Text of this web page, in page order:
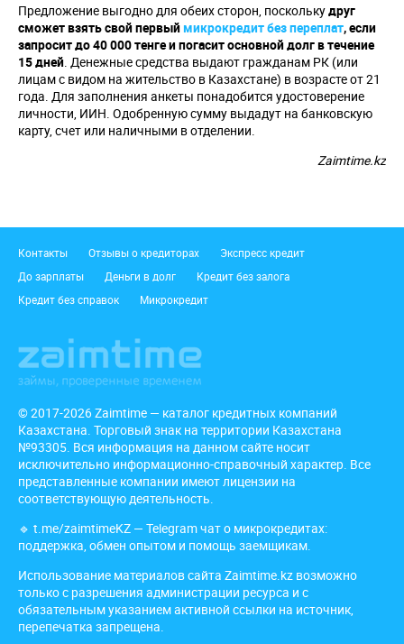
Предложение выгодно для обеих сторон, посколькудруг
сможет взять свой первыймикрокредит без переплат, если
запросит до 40 000 тенге и погасит основной долг в течение
15 дней . Денежные средства выдают гражданам РК (или
лицам с видом на жительство в Казахстане) в возрасте от 21
года. Для заполнения анкеты понадобится удостоверение
личности, ИИН. Одобренную сумму выдадут на банковскую
карту, счет или наличными в отделении.
Zaimtime.kz
Подвал
Контакты Отзывы о кредиторах
Экспресс кредит
До зарплаты
Деньги в долг
Кредит без залога
Кредит без справок
Микрокредит
© 2017-2026 Zaimtime — каталог кредитных компаний
Казахстана. Торговый знак на территории Казахстана
№93305. Вся информация на данном сайте носит
исключительно информационно-справочный характер. Все
представленные компании имеют лицензии на
соответствующую деятельность.
🔹 t.me/zaimtimeKZ — Telegram чат о микрокредитах:
поддержка, обмен опытом и помощь заемщикам.
Использование материалов сайта Zaimtime.kz возможно
только с разрешения администрации ресурса и с
обязательным указанием активной ссылки на источник,
перепечатка запрещена.